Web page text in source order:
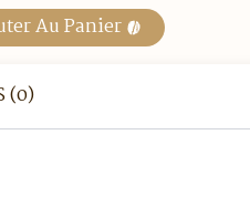
Au Panier
(0)